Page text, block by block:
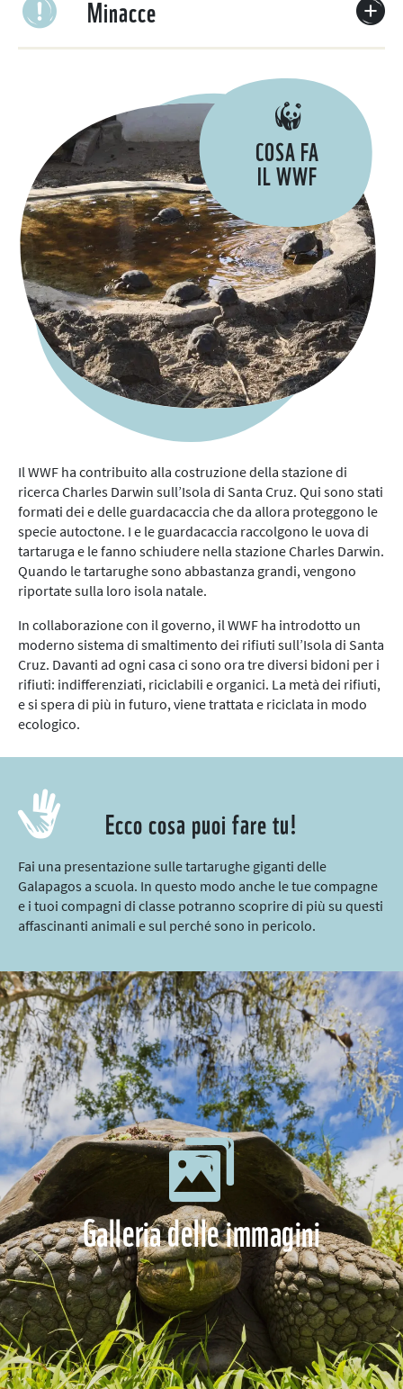
Minacce
COSA FA
IL WWF
Il WWF ha contribuito alla costruzione della stazione di
ricerca Charles Darwin sull’Isola di Santa Cruz. Qui sono stati
formati dei e delle guardacaccia che da allora proteggono le
specie autoctone. I e le guardacaccia raccolgono le uova di
tartaruga e le fanno schiudere nella stazione Charles Darwin.
Quando le tartarughe sono abbastanza grandi, vengono
riportate sulla loro isola natale.
In collaborazione con il governo, il WWF ha introdotto un
moderno sistema di smaltimento dei rifiuti sull’Isola di Santa
Cruz. Davanti ad ogni casa ci sono ora tre diversi bidoni per i
rifiuti: indifferenziati, riciclabili e organici. La metà dei rifiuti,
e si spera di più in futuro, viene trattata e riciclata in modo
ecologico.
Ecco cosa puoi fare tu!
Fai una presentazione sulle tartarughe giganti delle
Galapagos a scuola. In questo modo anche le tue compagne
e i tuoi compagni di classe potranno scoprire di più su questi
affascinanti animali e sul perché sono in pericolo.
Galleria delle immagini